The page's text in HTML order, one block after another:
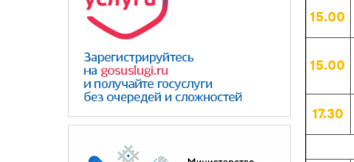
15.00
15.00
17.30